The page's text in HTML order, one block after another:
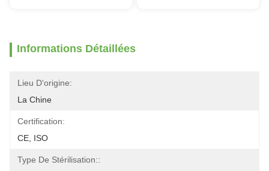
Informations Détaillées
Lieu D'origine:
La Chine
Certification:
CE, ISO
Type De Stérilisation::